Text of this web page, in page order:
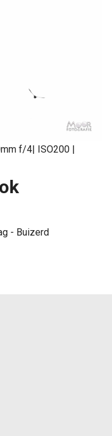
f/4| ISO200 |
- Buizerd